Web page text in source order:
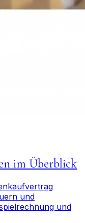
im Überblick
und
und